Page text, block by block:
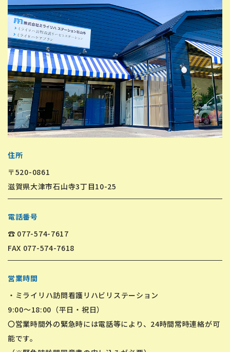
住所
〒520-0861
​​​​​​​滋賀県大津市石山寺3丁目10-25
電話番号
☎ 077-574-7617
FAX 077-574-7618
営業時間
・ミライリハ訪問看護リハビリステーション
9:00～18:00（平日・祝日）
〇営業時間外の緊急時には電話等により、24時間常時連絡が可
能です。